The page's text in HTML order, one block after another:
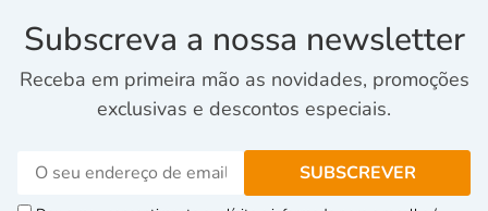
Subscreva a nossa newsletter
Receba em primeira mão as novidades, promoções
exclusivas e descontos especiais.